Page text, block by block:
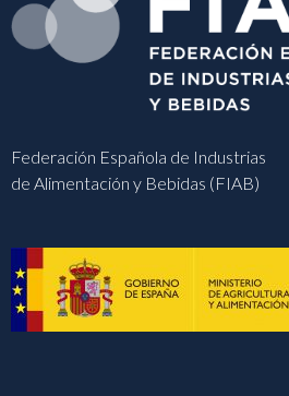
Federación Española de Industrias
de Alimentación y Bebidas (FIAB)